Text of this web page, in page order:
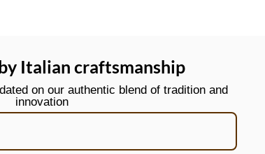
Italian craftsmanship
on our authentic blend of tradition and
innovation